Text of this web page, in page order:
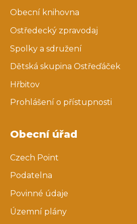
Obecní knihovna
Ostředecký zpravodaj
Spolky a sdružení
Dětská skupina Ostřeďáček
Hřbitov
Prohlášení o přístupnosti
Obecní úřad
Czech Point
Podatelna
Povinné údaje
Územní plány